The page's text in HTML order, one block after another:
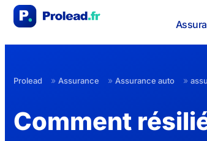
Prolead » Assurance » Assurance auto »
Comment